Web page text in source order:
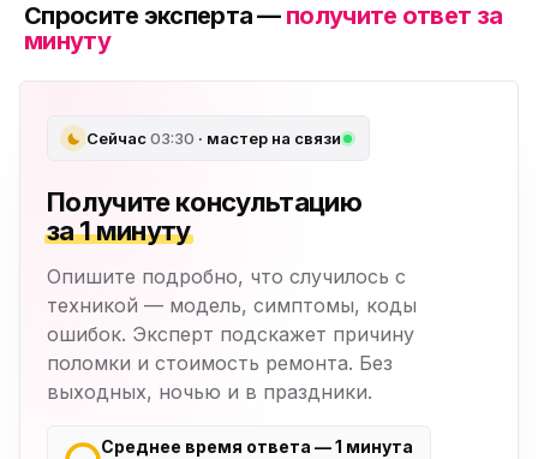
Спросите эксперта — получите ответ за
минуту
Сейчас03:30 · мастер на связи
Получите консультацию
за 1 минуту
Опишите подробно, что случилось с
техникой — модель, симптомы, коды
ошибок. Эксперт подскажет причину
поломки и стоимость ремонта. Без
выходных, ночью и в праздники.
Среднее время ответа — 1 минута